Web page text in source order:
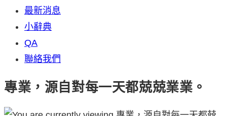
最新消息
小辭典
QA
聯絡我們
專業，源自對每一天都兢兢業業。